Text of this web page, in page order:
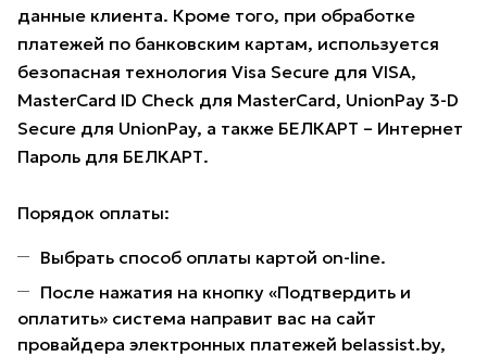
данные клиента. Кроме того, при обработке
платежей по банковским картам, используется
безопасная технология Visa Secure для VISA,
MasterCard ID Check для MasterCard, UnionPay 3-D
Secure для UnionPay, а также БЕЛКАРТ – Интернет
Пароль для БЕЛКАРТ.
Порядок оплаты:
Выбрать способ оплаты картой on-line.
После нажатия на кнопку «Подтвердить и
оплатить» система направит вас на сайт
провайдера электронных платежей belassist.by,